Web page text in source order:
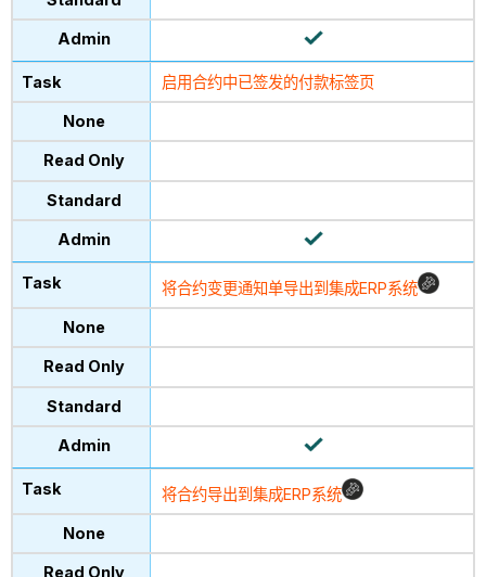
启用合约中已签发的付款标签页
将合约变更通知单导出到集成ERP系统
将合约导出到集成ERP系统